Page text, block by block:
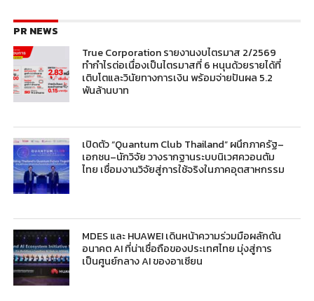
PR NEWS
True Corporation รายงานงบไตรมาส 2/2569
ทำกำไรต่อเนื่องเป็นไตรมาสที่ 6 หนุนด้วยรายได้ที่
เติบโตและวินัยทางการเงิน พร้อมจ่ายปันผล 5.2
พันล้านบาท
เปิดตัว “Quantum Club Thailand” ผนึกภาครัฐ–
เอกชน–นักวิจัย วางรากฐานระบบนิเวศควอนตัม
ไทย เชื่อมงานวิจัยสู่การใช้จริงในภาคอุตสาหกรรม
MDES และ HUAWEI เดินหน้าความร่วมมือผลักดัน
อนาคต AI ที่น่าเชื่อถือของประเทศไทย มุ่งสู่การ
เป็นศูนย์กลาง AI ของอาเซียน